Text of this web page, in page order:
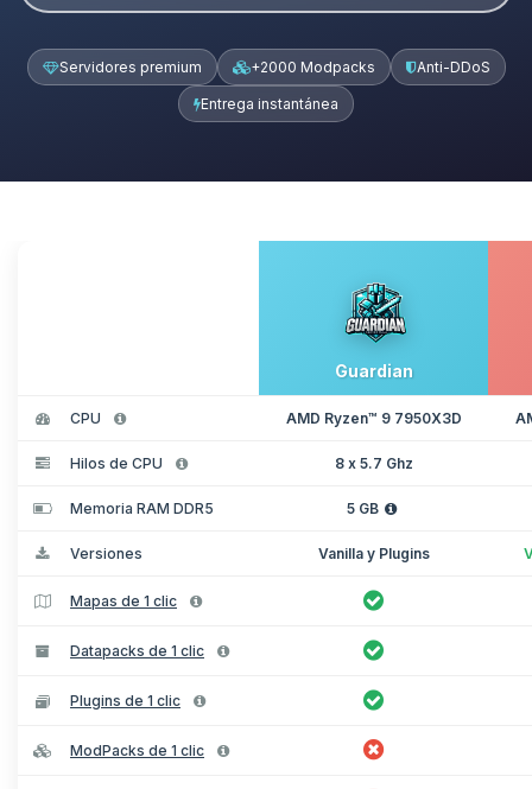
Servidores premium +2000 Modpacks Anti-DDoS
Entrega instantánea
Guardian
CPU AMD Ryzen™ 9 7950X3D
Hilos de CPU 8 x 5.7 Ghz
Memoria RAM DDR5 5 GB
Versiones Vanilla y Plugins
Mapas de 1 clic
Datapacks de 1 clic
Plugins de 1 clic
ModPacks de 1 clic